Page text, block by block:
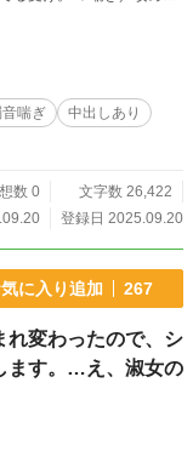
出し／キスハメなんでも
喘ぎ
中出しあり
数 0
文字数 26,422
登録日 2025.09.20
に入り追加 267
れ変わったので、シ
ます。…え、淑女の